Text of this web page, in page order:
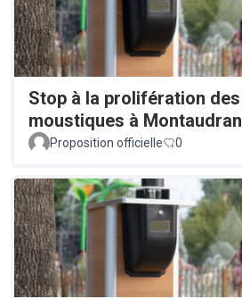
Stop à la prolifération des
moustiques à Montaudran
Proposition officielle 0